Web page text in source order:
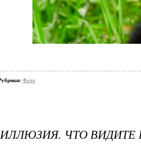
Фото
ИЛЛЮЗИЯ. ЧТО ВИДИТЕ